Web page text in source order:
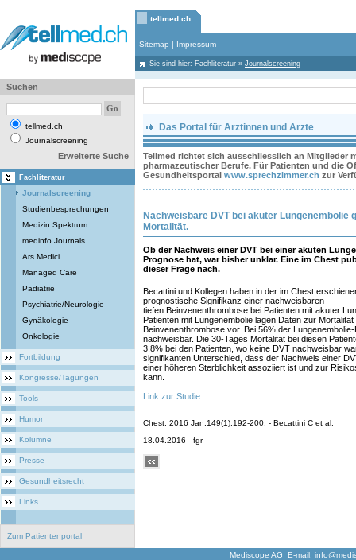
tellmed.ch
Sitemap | Impressum
Sie sind hier: Fachliteratur » Journalscreening
Suchen
tellmed.ch
Journalscreening
Erweiterte Suche
Fachliteratur
Journalscreening
Studienbesprechungen
Medizin Spektrum
medinfo Journals
Ars Medici
Managed Care
Pädiatrie
Psychiatrie/Neurologie
Gynäkologie
Onkologie
Fortbildung
Kongresse/Tagungen
Tools
Humor
Kolumne
Presse
Gesundheitsrecht
Links
Zum Patientenportal
Das Portal für Ärztinnen und Ärzte
Tellmed richtet sich ausschliesslich an Mitglieder
pharmazeutischer Berufe. Für Patienten und die
Gesundheitsportal www.sprechzimmer.ch zur
Nachweisbare DVT bei akuter Lungenembolie
Mortalität.
Ob der Nachweis einer DVT bei einer akuten
Prognose hat, war bisher unklar. Eine im Chest
dieser Frage nach.
Becattini und Kollegen haben in der im Chest
prognostische Signifikanz einer nachweisbaren
tiefen Beinvenenthrombose bei Patienten mit akuter
Patienten mit Lungenembolie lagen Daten zur
Beinvenenthrombose vor. Bei 56% der
nachweisbar. Die 30-Tages Mortalität bei diesen
3.8% bei den Patienten, wo keine DVT nachweisbar
signifikanten Unterschied, dass der Nachweis einer
einer höheren Sterblichkeit assoziiert ist und zur
kann.
Link zur Studie
Chest. 2016 Jan;149(1):192-200. - Becattini C et al.
18.04.2016 - fgr
Mediscope AG E-mail: